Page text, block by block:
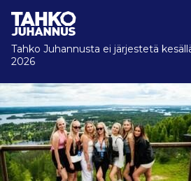
Tahko Juhannusta ei järjestetä
2026